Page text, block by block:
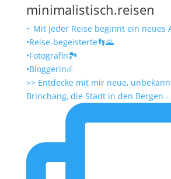
minimalistisch.reisen
~ Mit jeder Reise beginnt ein neues
•Reise-begeisterte👣🌄
•Fotografin🏞️
•Bloggerin☄️
>> Entdecke mit mir neue,
Brinchang, die Stadt in den Bergen